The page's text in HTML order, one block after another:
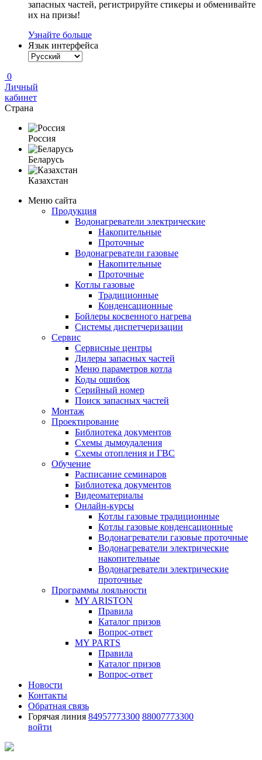
запасных частей, регистрируйте стикеры и обменивайте
их на призы!
Узнайте больше
Язык интерфейса
0
Личный
кабинет
Страна
Россия
Беларусь
Казахстан
Меню сайта
Продукция
Водонагреватели электрические
Накопительные
Проточные
Водонагреватели газовые
Накопительные
Проточные
Котлы газовые
Традиционные
Конденсационные
Бойлеры косвенного нагрева
Системы диспетчеризации
Сервис
Сервисные центры
Дилеры запасных частей
Меню параметров котла
Коды ошибок
Серийный номер
Поиск запасных частей
Монтаж
Проектирование
Библиотека документов
Схемы дымоудаления
Схемы отопления и ГВС
Обучение
Расписание семинаров
Библиотека документов
Видеоматериалы
Онлайн-курсы
Котлы газовые традиционные
Котлы газовые конденсационные
Водонагреватели газовые проточные
Водонагреватели электрические
накопительные
Водонагреватели электрические
проточные
Программы лояльности
MY ARISTON
Правила
Каталог призов
Вопрос-ответ
MY PARTS
Правила
Каталог призов
Вопрос-ответ
Новости
Контакты
Обратная связь
Горячая линия 84957773300 88007773300
войти